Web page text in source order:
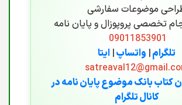
موضوعات سفارشی
تخصصی پروپوزال و پایان نامه
09011853901
تلگرام| واتساپ| ایتا
کتاب بانک موضوع پایان نامه در
کانال تلگرام